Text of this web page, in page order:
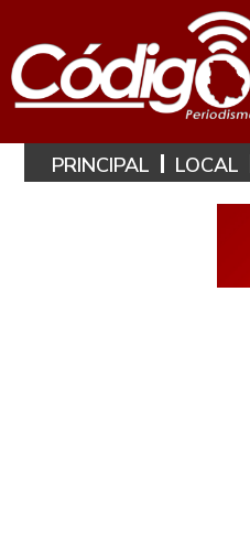
PRINCIPAL LOCAL